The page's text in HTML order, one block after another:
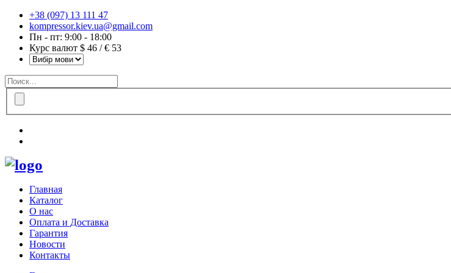
+38 (097) 13 111 47
kompressor.kiev.ua@gmail.com
Пн - пт: 9:00 - 18:00
Курс валют $ 46 / € 53
Главная
Каталог
О нас
Оплата и Доставка
Гарантия
Новости
Контакты